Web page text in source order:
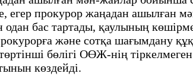
егер прокурор жаңадан ашылған
одан бас тартады, қаулының
және сотқа шағымдану
бөлігі ОӨЖ-нің
көздейді.